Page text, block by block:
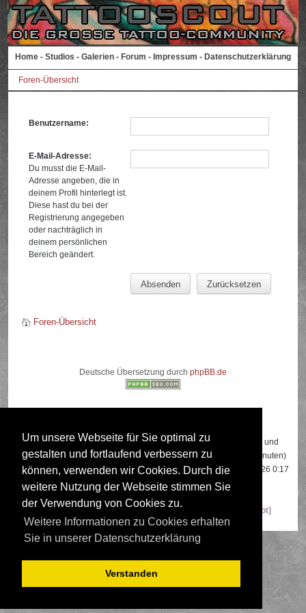
Um unsere Webseite für Sie optimal zu
gestalten und fortlaufend verbessern zu
können, verwenden wir Cookies. Durch die
weitere Nutzung der Webseite stimmen Sie
der Verwendung von Cookies zu.
Weitere Informationen zu Cookies erhalten
Sie in unserer Datenschutzerklärung
Verstanden
Home - Studios - Galerien - Forum - Impressum - Datenschutzerklärung
Foren-Übersicht
Benutzername:
E-Mail-Adresse:
Du musst die E-Mail-
Adresse angeben, die in
deinem Profil hinterlegt ist.
Diese hast du bei der
Registrierung angegeben
oder nachträglich in
deinem persönlichen
Bereich geändert.
Foren-Übersicht
Deutsche Übersetzung durch phpBB.de
Insgesamt sind553Besucher online: 3 registrierte, 0 unsichtbare und
550 Gäste (basierend auf den aktiven Besuchern der letzten 5 Minuten)
Der Besucherrekord liegt bei22108Besuchern, die am 13.04.2026 0:17
gleichzeitig online waren.
Google [Bot] Majestic-12 [Bot]